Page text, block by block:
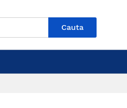
Cauta